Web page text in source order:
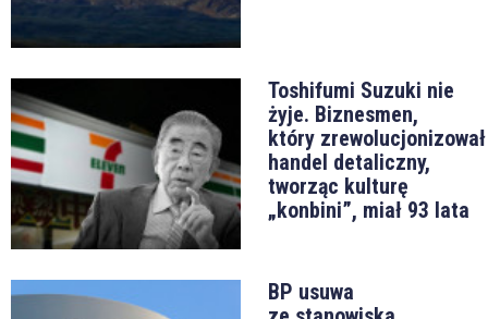
Toshifumi Suzuki nie
żyje. Biznesmen,
który zrewolucjonizował
handel detaliczny,
tworząc kulturę
„konbini”, miał 93 lata
BP usuwa